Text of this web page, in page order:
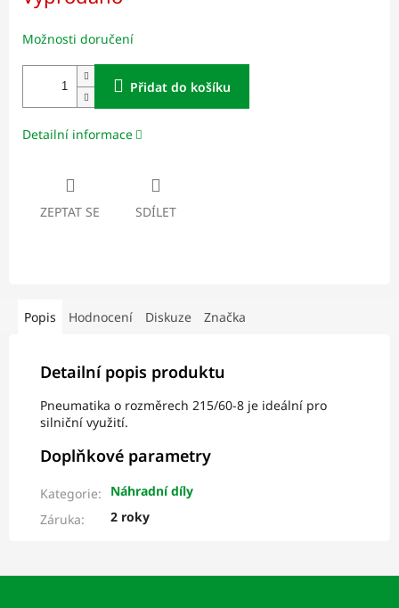
Možnosti doručení
Přidat do košíku
Detailní informace
ZEPTAT SE SDÍLET
Popis Hodnocení Diskuze Značka
Detailní popis produktu
Pneumatika o rozměrech 215/60-8 je ideální pro
silniční využití.
Doplňkové parametry
Kategorie:
Náhradní díly
Záruka: 2 roky
Z